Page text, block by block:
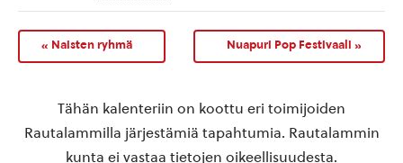
« Naisten ryhmä Nuapuri Pop Festivaali »
Tähän kalenteriin on koottu eri toimijoiden
Rautalammilla järjestämiä tapahtumia. Rautalammin
kunta ei vastaa tietojen oikeellisuudesta.